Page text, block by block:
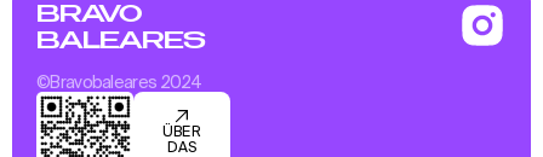
BRAVO
BALEARES
©Bravobaleares 2024
ÜBER
DAS